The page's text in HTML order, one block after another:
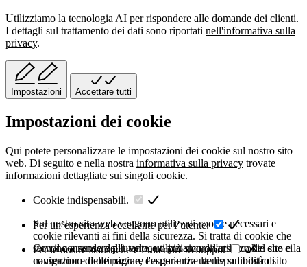
Utilizziamo la tecnologia AI per rispondere alle domande dei clienti.
I dettagli sul trattamento dei dati sono riportati nell'informativa sulla
privacy.
Impostazioni Accettare tutti
Impostazioni dei cookie
Qui potete personalizzare le impostazioni dei cookie sul nostro sito
web. Di seguito e nella nostra informativa sulla privacy trovate
informazioni dettagliate sui singoli cookie.
Cookie indispensabili.
Sul nostro sito web vengono utilizzati cookie necessari e
cookie rilevanti ai fini della sicurezza. Si tratta di cookie che
servono a rendere più veloce o più sicuro l'utilizzo del sito e la
navigazione delle pagine, e a garantire la disponibilità di
Per un’esperienza eccellente per l’utente.
Con il consenso dell'utente, utilizziamo diversi cookie che ci
consentono di ottimizzare l'esperienza utente sul nostro sito
Per le nostre statistiche e l’ulteriore sviluppo.